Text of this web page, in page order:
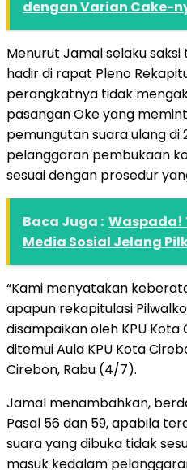
dengan Varian Cake-
Menurut Jamal selaku
hadir di rapat Pleno
perangkatnya tidak
pasangan Oke yang
pemungutan suara ulang di
pelanggaran pembukaan
sesuai dengan prosedur
Baca Juga : Waspada!
Media Sosial Jelang
“Kami menyatakan
apapun rekapitulasi
disampaikan oleh KPU Kota
ditemui Aula KPU Kota
Cirebon, Rabu (4/7).
Jamal menambahkan,
Pasal 56 dan 59, apabila
suara yang dibuka tidak
masuk kedalam